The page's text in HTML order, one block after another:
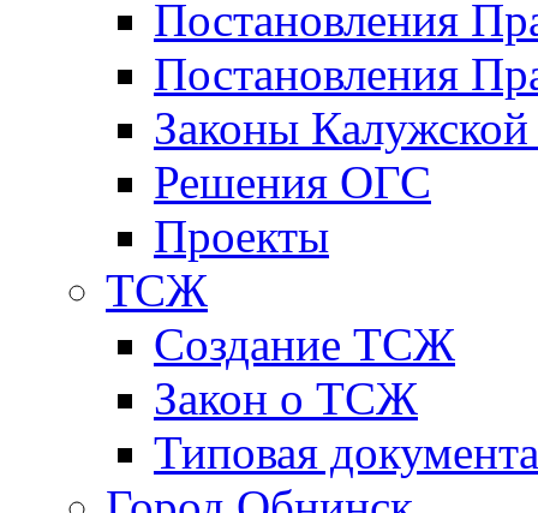
Постановления
Постановления
Законы Калужской
Решения ОГС
Проекты
ТСЖ
Создание ТСЖ
Закон о ТСЖ
Типовая